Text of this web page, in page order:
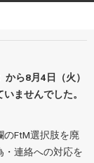
から8月4日（火）
ませんでした。
のFtM選択肢を廃
・連絡への対応を